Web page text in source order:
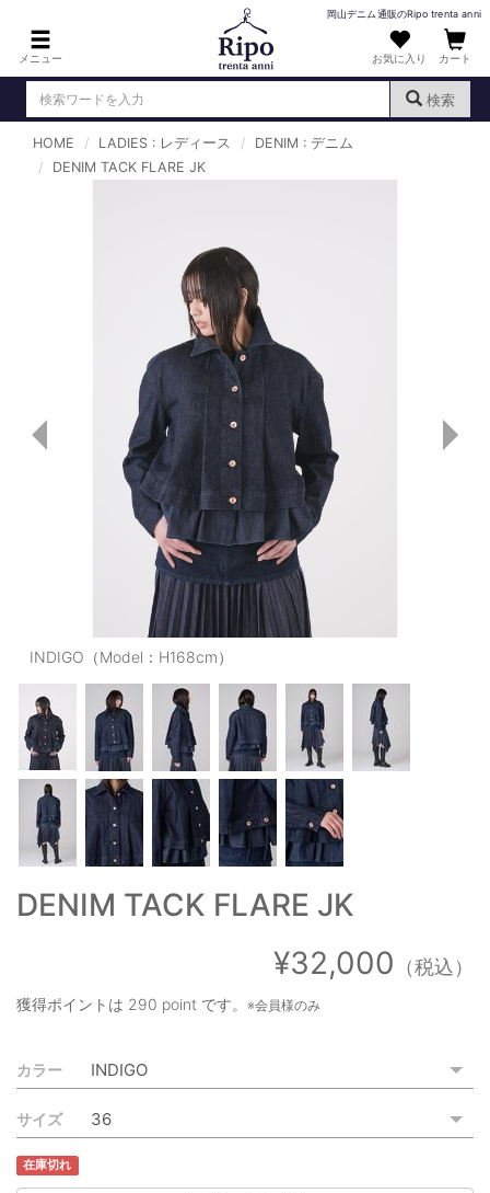
メニュー
岡山デニム通販のRipo trenta anni
お気に入り カート
検索
ログイン （新規会員登録）
PANTS : パンツ
TOPS : トップス
T-SHIRT : Tシャツ
KNIT : ニット
SHIRT : シャツ
OUTERS : アウター
LADIES : レディース
DENIM : デニム
PANTS/SKIRT : パンツ・スカート
TOPS : トップス
OUTERS : アウター
OUTLET : アウトレット
MENS : メンズ
LADIES : レディース
新規会員登録
ご利用ガイド
HOME LADIES : レディース
DENIM : デニム
DENIM TACK FLARE JK
INDIGO（Model：H168cm）
DENIM TACK FLARE JK
¥32,000 （税込）
獲得ポイントは 290 point です。 ※会員様のみ
カラー
サイズ
在庫切れ